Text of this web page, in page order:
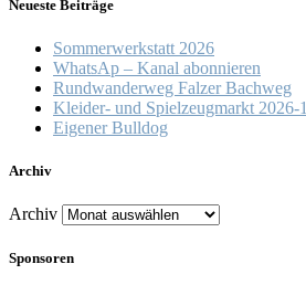
Neueste Beiträge
Sommerwerkstatt 2026
WhatsAp – Kanal abonnieren
Rundwanderweg Falzer Bachweg
Kleider- und Spielzeugmarkt 2026-1
Eigener Bulldog
Archiv
Archiv
Sponsoren